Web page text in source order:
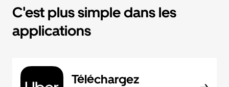
C'est plus simple dans les
applications
Téléchargez